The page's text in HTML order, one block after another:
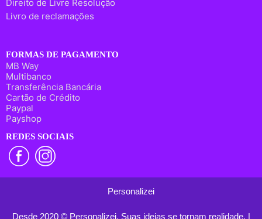
Direito de Livre Resolução
Livro de reclamações
FORMAS DE PAGAMENTO
MB Way
Multibanco
Transferência Bancária
Cartão de Crédito
Paypal
Payshop
REDES SOCIAIS
Personalizei
Desde 2020 © Personalizei. Suas ideias se tornam realidade. |